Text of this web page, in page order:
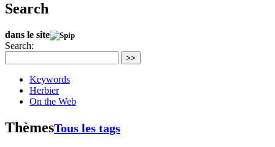
Search
dans le site
Search:
>>
Keywords
Herbier
On the Web
ThèmesTous les tags